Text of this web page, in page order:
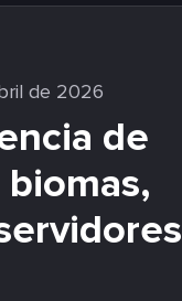
de 2026
de